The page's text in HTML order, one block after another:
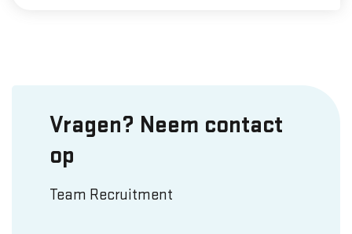
Vragen? Neem contact
op
Team Recruitment